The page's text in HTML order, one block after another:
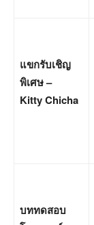
แขกรับเชิญ
พิเศษ –
Kitty Chicha
บททดสอบ